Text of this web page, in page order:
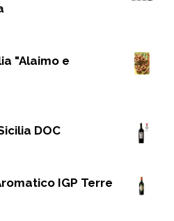
"Alaimo e
DOC
IGP Terre